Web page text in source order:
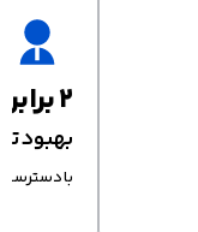
۲ برابر
بهبود
با دسترسی